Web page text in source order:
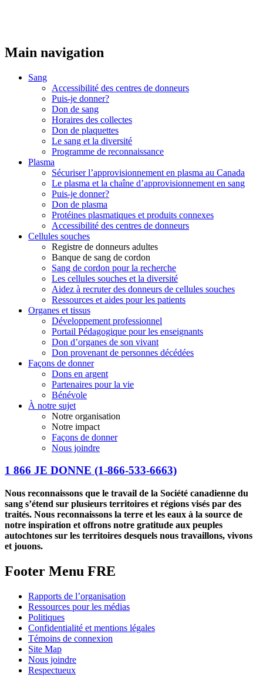
Main navigation
Sang
Accessibilité des centres de donneurs
Puis-je donner?
Don de sang
Horaires des collectes
Don de plaquettes
Le sang et la diversité
Programme de reconnaissance
Plasma
Sécuriser l’approvisionnement en plasma au Canada
Le plasma et la chaîne d’approvisionnement en sang
Puis-je donner?
Don de plasma
Protéines plasmatiques et produits connexes
Accessibilité des centres de donneurs
Cellules souches
Registre de donneurs adultes
Banque de sang de cordon
Sang de cordon pour la recherche
Les cellules souches et la diversité
Aidez à recruter des donneurs de cellules souches
Ressources et aides pour les patients
Organes et tissus
Développement professionnel
Portail Pédagogique pour les enseignants
Don d’organes de son vivant
Don provenant de personnes décédées
Façons de donner
Dons en argent
Partenaires pour la vie
Bénévole
À notre sujet
Notre organisation
Notre impact
Façons de donner
Nous joindre
1 866 JE DONNE (1-866-533-6663)
Nous reconnaissons que le travail de la Société canadienne du
sang s’étend sur plusieurs territoires et régions visés par des
traités. Nous reconnaissons la terre et les eaux à la source de
notre inspiration et offrons notre gratitude aux peuples
autochtones sur les territoires desquels nous travaillons, vivons
et jouons.
Footer Menu FRE
Rapports de l’organisation
Ressources pour les médias
Politiques
Confidentialité et mentions légales
Témoins de connexion
Site Map
Nous joindre
Respectueux